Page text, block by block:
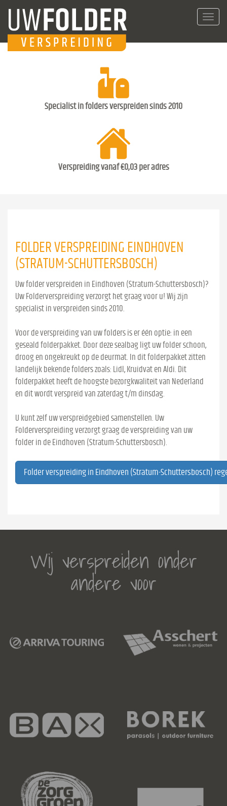
Specialist in folders verspreiden sinds 2010
Verspreiding vanaf €0,03 per adres
FOLDER VERSPREIDING EINDHOVEN
(STRATUM-SCHUTTERSBOSCH)
Uw folder verspreiden in Eindhoven (Stratum-Schuttersbosch)?
Uw Folderverspreiding verzorgt het graag voor u! Wij zijn
specialist in verspreiden sinds 2010.
Voor de verspreiding van uw folders is er één optie: in een
geseald folderpakket. Door deze sealbag ligt uw folder schoon,
droog en ongekreukt op de deurmat. In dit folderpakket zitten
landelijk bekende folders zoals: Lidl, Kruidvat en Aldi. Dit
folderpakket heeft de hoogste bezorgkwaliteit van Nederland
en dit wordt verspreid van zaterdag t/m dinsdag.
U kunt zelf uw verspreidgebied samenstellen. Uw
Folderverspreiding verzorgt graag de verspreiding van uw
folder in de Eindhoven (Stratum-Schuttersbosch).
Folder verspreiding in Eindhoven (Stratum-Schuttersbosch)
Wij verspreiden onder
andere voor